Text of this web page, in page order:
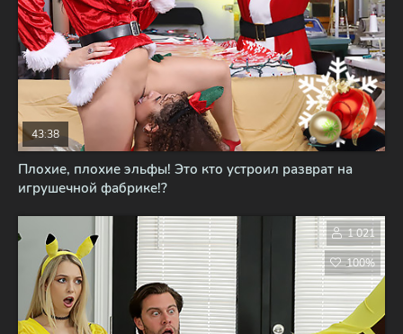
Плохие, плохие эльфы! Это кто устроил разврат на
игрушечной фабрике!?
43:38
1 021
100%